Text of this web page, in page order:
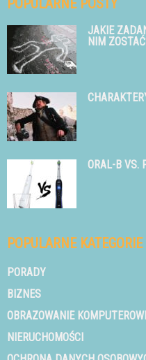
POPULARNE POSTY
JAKIE
NIM
ORAL-B VS.
POPULARNE KATEGORIE
PORADY
BIZNES
OBRAZOWANIE
NIERUCHOMOŚCI